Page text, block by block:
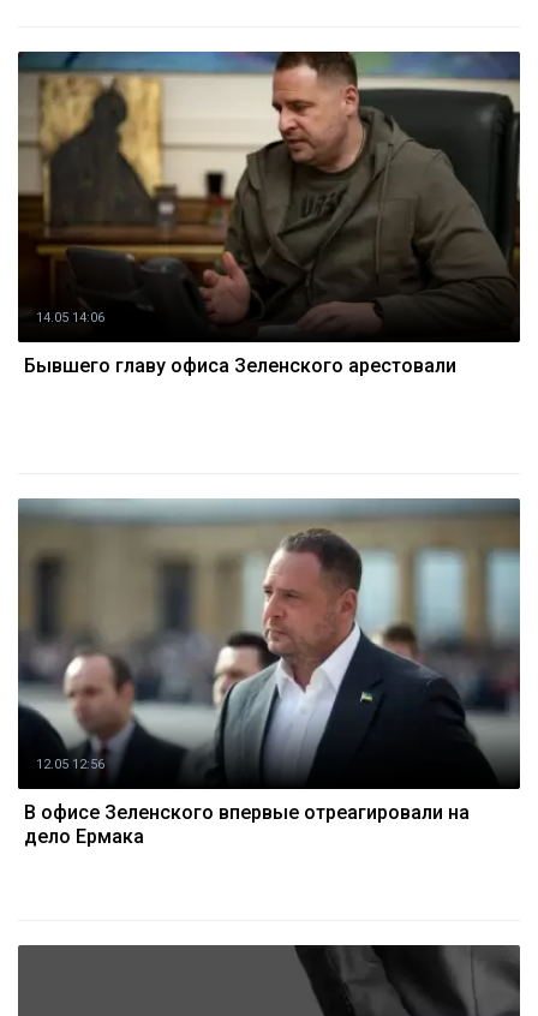
14.05 14:06
Бывшего главу офиса Зеленского арестовали
12.05 12:56
В офисе Зеленского впервые отреагировали на
дело Ермака